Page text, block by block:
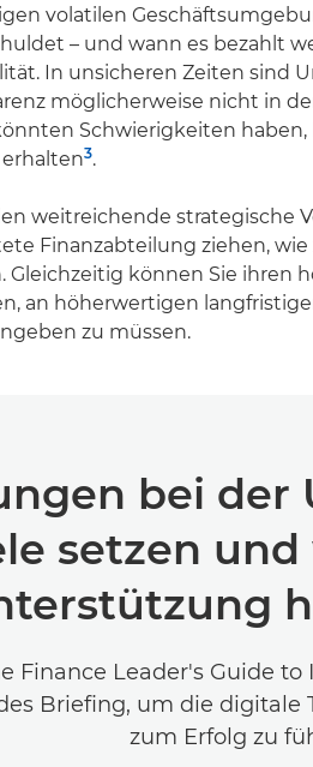
volatilen
– und wann es bezahlt
In unsicheren Zeiten sind
möglicherweise nicht in
Schwierigkeiten
3.
weitreichende strategische
Finanzabteilung ziehen, wie
Gleichzeitig können Sie ihren
an höherwertigen
zu müssen.
bei
setzen
Finance Leader's Guide
Briefing, um die digitale
zum Erfolg zu